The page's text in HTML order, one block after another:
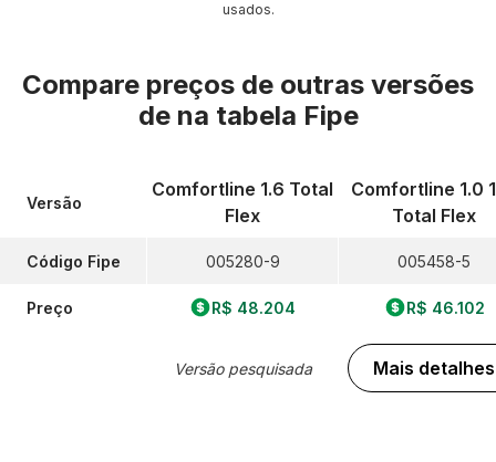
usados.
Compare preços de outras versões
de na tabela Fipe
Versão
Código Fipe
Preço
Comfortline 1.6 Total
Flex
005280-9
R$ 48.204
Versão pesquisada
Comfortline 1.0
Total Flex
005458-5
R$ 46.102
Mais detalhes